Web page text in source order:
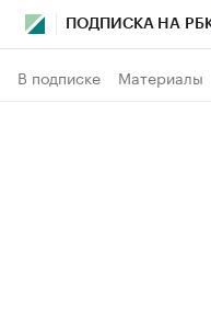
ПОДПИСКА НА
В подписке Материалы